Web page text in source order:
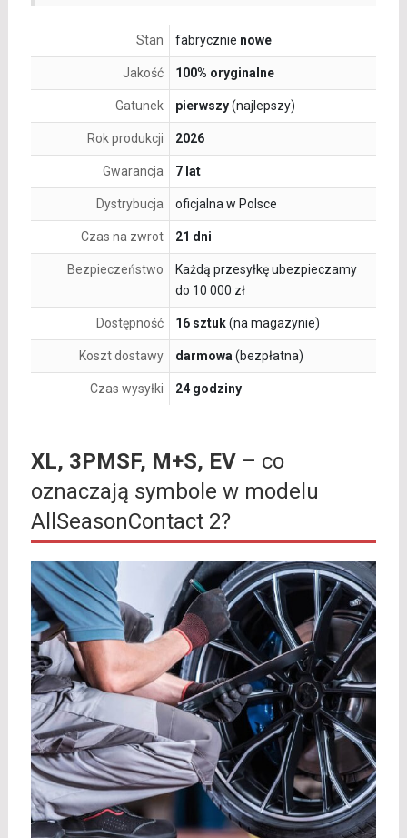
Stan fabrycznie nowe
Jakość 100% oryginalne
Gatunek pierwszy(najlepszy)
Rok produkcji 2026
Gwarancja 7 lat
Dystrybucja oficjalna w Polsce
Czas na zwrot 21 dni
Bezpieczeństwo
Każdą przesyłkę ubezpieczamy
do 10 000 zł
Dostępność 16 sztuk(na magazynie)
Koszt dostawy darmowa (bezpłatna)
Czas wysyłki 24 godziny
XL, 3PMSF, M+S, EV– co
oznaczają symbole w modelu
AllSeasonContact 2?